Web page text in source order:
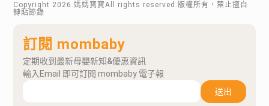
Copyright 2026 .媽媽寶寶All rights reserved.版權所有，禁止擅自
轉貼節錄
訂閱 mombaby
定期收到最新母嬰新知&優惠資訊
輸入Email 即可訂閱 mombaby 電子報
送出